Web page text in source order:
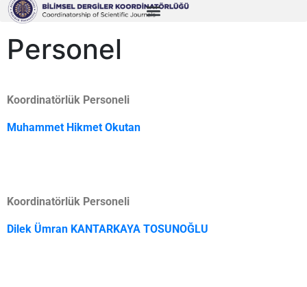
Personel
Koordinatörlük Personeli
Muhammet Hikmet Okutan
Koordinatörlük Personeli
Dilek Ümran KANTARKAYA TOSUNOĞLU